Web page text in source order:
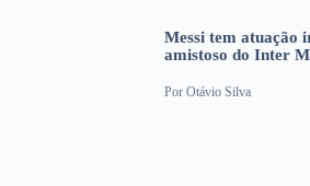
Messi tem atuação
amistoso do Inter
Por Otávio Silva